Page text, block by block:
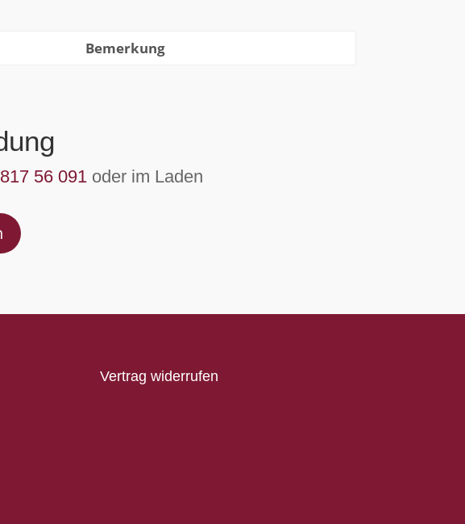
Bemerkung
56 091 oder im Laden
Vertrag widerrufen